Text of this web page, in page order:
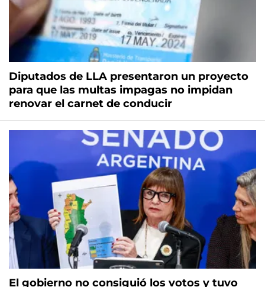
Diputados de LLA presentaron un proyecto
para que las multas impagas no impidan
renovar el carnet de conducir
El gobierno no consiguió los votos y tuvo